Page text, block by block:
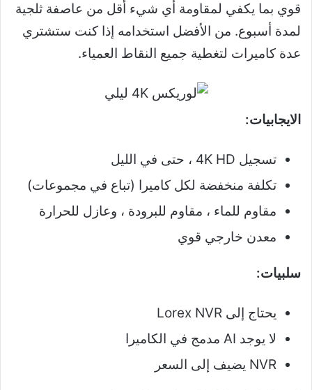
قوي بما يكفي لمقاومة أي شيء أقل من عاصفة ثلجية
لمدة أسبوع. من الأفضل استخدامه إذا كنت ستشتري
عدة كاميرات لتغطية جميع النقاط العمياء.
الايجابيات:
تسجيل 4K HD ، حتى في الليل
تكلفة منخفضة لكل كاميرا (تباع في مجموعات)
مقاوم للماء ، مقاوم للبرودة ، وعازل للحرارة
معدن خارجي قوي
سلبيات:
يحتاج إلى Lorex NVR
لا يوجد AI مدمج في الكاميرا
NVR يضيف إلى السعر